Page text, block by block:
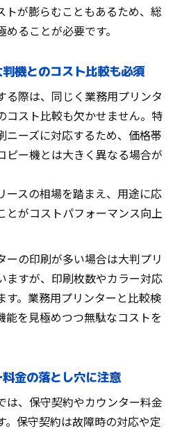
トが膨らむこともあるため、総
ることが必要です。
機とのコスト比較も必須
る際は、同じく業務用プリンタ
コスト比較も欠かせません。特
ニーズに対応するため、価格帯
ピー機とは大きく異なる場合が
ースの相場を踏まえ、用途に応
とがコストパフォーマンス向上
ーの印刷が多い場合は大判プリ
ますが、印刷枚数やカラー対応
す。業務用プリンターと比較検
能を見極めつつ無駄なコストを
金の落とし穴に注意
は、保守契約やカウンター料金
。保守契約は故障時の対応や定